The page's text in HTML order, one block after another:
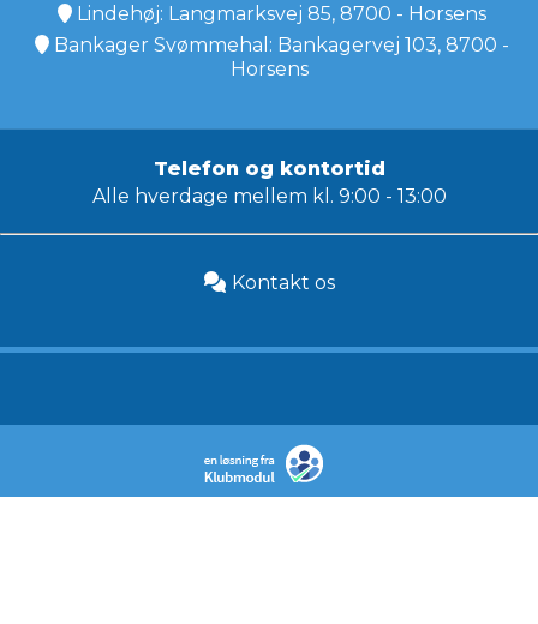
Lindehøj: Langmarksvej 85, 8700 - Horsens
Bankager Svømmehal: Bankagervej 103, 8700 -
Horsens
Telefon og kontortid
Alle hverdage mellem kl. 9:00 - 13:00
Kontakt os